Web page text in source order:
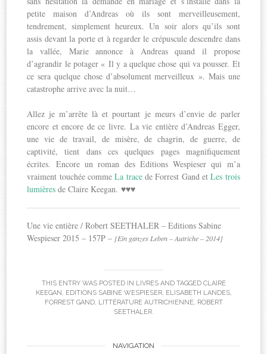
petite maison d’Andreas où ils sont merveilleusement,
tendrement, simplement heureux. Un soir alors qu’ils sont
assis devant la porte et à regarder le crépuscule descendre dans
la vallée, Marie annonce à Andreas quand il propose
d’agrandir le potager « Il y a quelque chose qui va pousser. Et
ce sera quelque chose d’absolument merveilleux ». Mais une
catastrophe arrive avec la nuit…
Allez je m’arrête là et pourtant je meurs d’envie de parler
encore et encore de ce livre. La vie entière d’Andreas Egger,
une vie de travail, de misère, de chagrin, de guerre, de
captivité, tient dans ces quelques pages magnifiquement
écrites. Encore un roman des Editions Wespieser qui m’a
vraiment touchée commeLa tracede Forrest Gand etLes trois
lumières de Claire Keegan. ♥♥♥
Une vie entière / Robert SEETHALER – Editions Sabine
Wespieser 2015 – 157P – [Ein ganzes Leben – Autriche – 2014]
THIS ENTRY WAS POSTED IN LIVRESAND TAGGED CLAIRE
KEEGAN , EDITIONS SABINE WESPIESER, ELISABETH LANDES,
FORREST GAND, LITTÉRATURE AUTRICHIENNE, ROBERT
SEETHALER.
NAVIGATION